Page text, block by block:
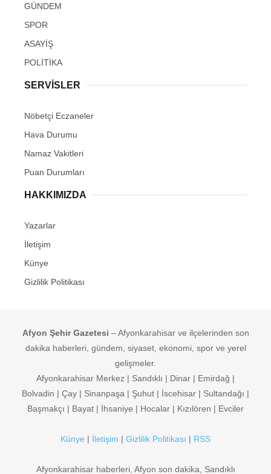
GÜNDEM
SPOR
ASAYİŞ
POLİTİKA
SERVİSLER
Nöbetçi Eczaneler
Hava Durumu
Namaz Vakitleri
Puan Durumları
HAKKIMIZDA
Yazarlar
İletişim
Künye
Gizlilik Politikası
Afyon Şehir Gazetesi – Afyonkarahisar ve ilçelerinden son
dakika haberleri, gündem, siyaset, ekonomi, spor ve yerel
gelişmeler.
Afyonkarahisar Merkez | Sandıklı | Dinar | Emirdağ |
Bolvadin | Çay | Sinanpaşa | Şuhut | İscehisar | Sultandağı |
Başmakçı | Bayat | İhsaniye | Hocalar | Kızılören | Evciler
Künye | İletişim | Gizlilik Politikası | RSS
Afyonkarahisar haberleri, Afyon son dakika, Sandıklı